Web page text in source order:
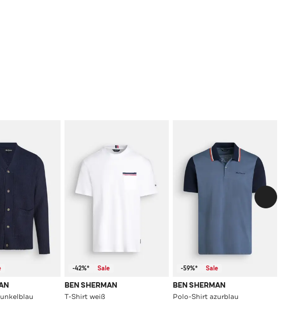
-42%* Sale
BEN SHERMAN
T-Shirt weiß
-59%* Sale
BEN SHERMAN
Polo-Shirt azurblau